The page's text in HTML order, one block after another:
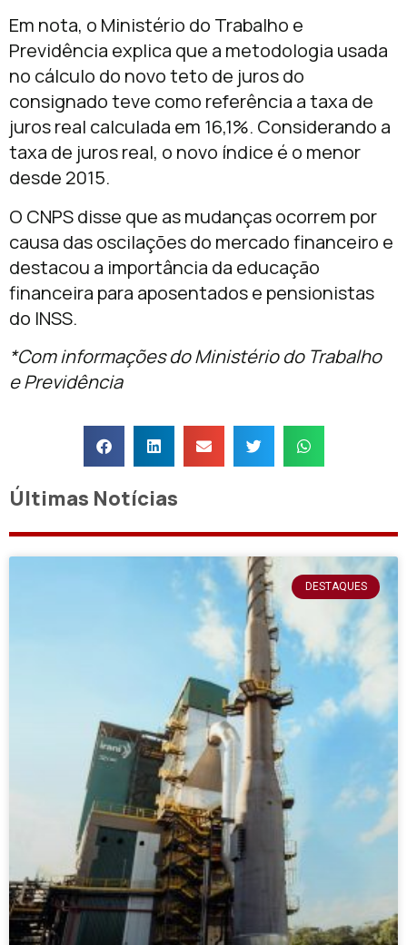
Em nota, o Ministério do Trabalho e
Previdência explica que a metodologia usada
no cálculo do novo teto de juros do
consignado teve como referência a taxa de
juros real calculada em 16,1%. Considerando a
taxa de juros real, o novo índice é o menor
desde 2015.
O CNPS disse que as mudanças ocorrem por
causa das oscilações do mercado financeiro e
destacou a importância da educação
financeira para aposentados e pensionistas
do INSS.
*Com informações do Ministério do Trabalho
e Previdência
Últimas Notícias
DESTAQUES